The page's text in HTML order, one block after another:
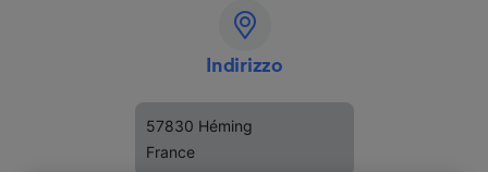
Indirizzo
57830 Héming
France